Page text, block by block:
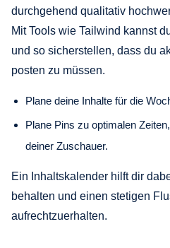
durchgehend qualitativ
Mit Tools wie Tailwind kannst
und so sicherstellen, dass du
posten zu müssen.
Plane deine Inhalte für die
Plane Pins zu optimalen
deiner Zuschauer.
Ein Inhaltskalender hilft dir
behalten und einen stetigen
aufrechtzuerhalten.